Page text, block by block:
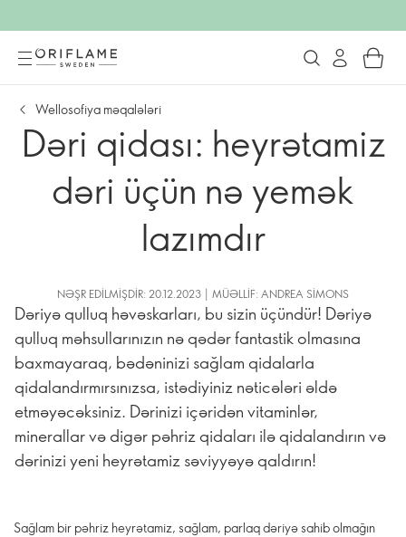
Wellosofiya məqalələri
Dəri qidası: heyrətamiz
dəri üçün nə yemək
lazımdır
NƏŞR EDILMIŞDIR: 20.12.2023 | MÜƏLLIF: ANDREA SIMONS
Dəriyə qulluq həvəskarları, bu sizin üçündür! Dəriyə
qulluq məhsullarınızın nə qədər fantastik olmasına
baxmayaraq, bədəninizi sağlam qidalarla
qidalandırmırsınızsa, istədiyiniz nəticələri əldə
etməyəcəksiniz. Dərinizi içəridən vitaminlər,
minerallar və digər pəhriz qidaları ilə qidalandırın və
dərinizi yeni heyrətamiz səviyyəyə qaldırın!
Sağlam bir pəhriz heyrətamiz, sağlam, parlaq dəriyə sahib olmağın